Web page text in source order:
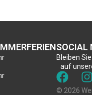
SOCIAL
Bleiben
auf
© 2026